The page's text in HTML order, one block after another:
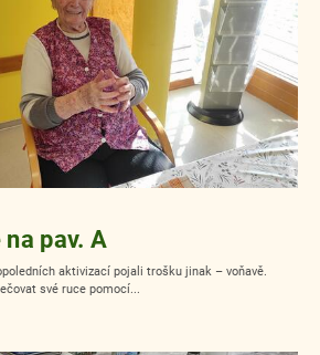
pav. A
aktivizací pojali trošku jinak – voňavě.
své ruce pomocí...